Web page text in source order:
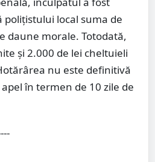
polițistului local suma de
daune morale. Totodată,
și 2.000 de lei cheltuieli
nu este definitivă
în termen de 10 zile de